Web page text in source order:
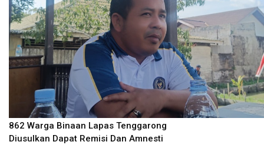
862 Warga Binaan Lapas Tenggarong
Diusulkan Dapat Remisi Dan Amnesti